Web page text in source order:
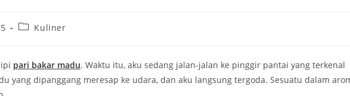
PostKuliner
pari bakar madu. Waktu itu, aku sedang jalan-jalan ke pinggir pantai yang terkenal
yang dipanggang meresap ke udara, dan aku langsung tergoda. Sesuatu dalam